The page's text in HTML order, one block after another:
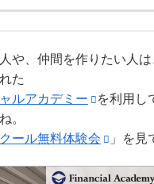
や、仲間を作りたい人
た
ルアカデミー
を利用し
。
ール無料体験会 」を見